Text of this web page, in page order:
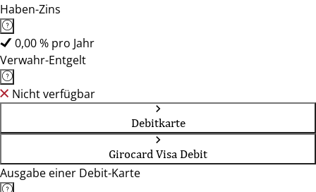
Haben-Zins
0,00 % pro Jahr
Verwahr-Entgelt
Nicht verfügbar
Debitkarte
Girocard Visa Debit
Ausgabe einer Debit-Karte